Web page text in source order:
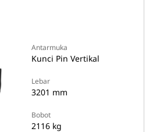
Antarmuka
Kunci Pin Vertikal
Lebar
3201 mm
Bobot
2116 kg